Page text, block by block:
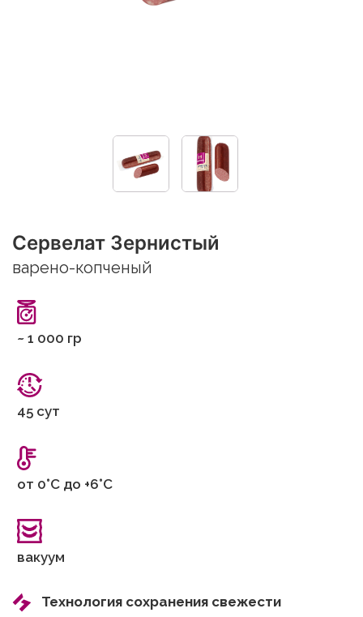
Сервелат Зернистый
варено-копченый
~ 1 000 гр
45 сут
от 0°С до +6°С
вакуум
Технология сохранения свежести